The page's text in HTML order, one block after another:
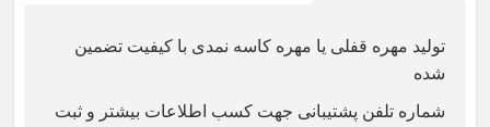
تولید مهره قفلی یا مهره کاسه نمدی با کیفیت تضمین
شده
شماره تلفن پشتیبانی جهت کسب اطلاعات بیشتر و ثبت